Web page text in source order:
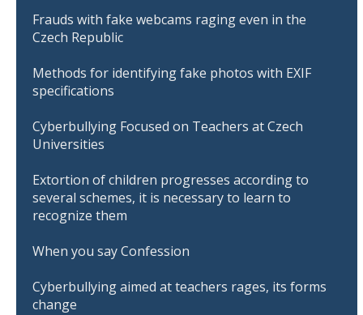
Frauds with fake webcams raging even in the
Czech Republic
Methods for identifying fake photos with EXIF
specifications
Cyberbullying Focused on Teachers at Czech
Universities
Extortion of children progresses according to
several schemes, it is necessary to learn to
recognize them
When you say Confession
Cyberbullying aimed at teachers rages, its forms
change